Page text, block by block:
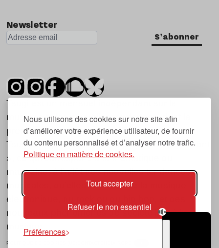
Nous utilisons des cookies sur notre site afin
d’améliorer votre expérience utilisateur, de fournir
du contenu personnalisé et d’analyser notre trafic.
Politique en matière de cookies.
Tout accepter
Refuser le non essentiel
Préférences
Newsletter
S'abonner
Tsugi est un mensuel indépendant sur la
musique et les nouvelles tendances, dont la
première parution date de 2007.
Tsugi en japonais signifie « prochain », « suivant
», ce qui correspond à la thématique du
magazine, à l’affût des nouvelles tendances
musicales, qu’elles viennent de la musique
électronique, du rock ou du hip hop, et des
nouveaux phénomènes de société liés à la
musique.
POLITIQUE DE COOKIES (UE)